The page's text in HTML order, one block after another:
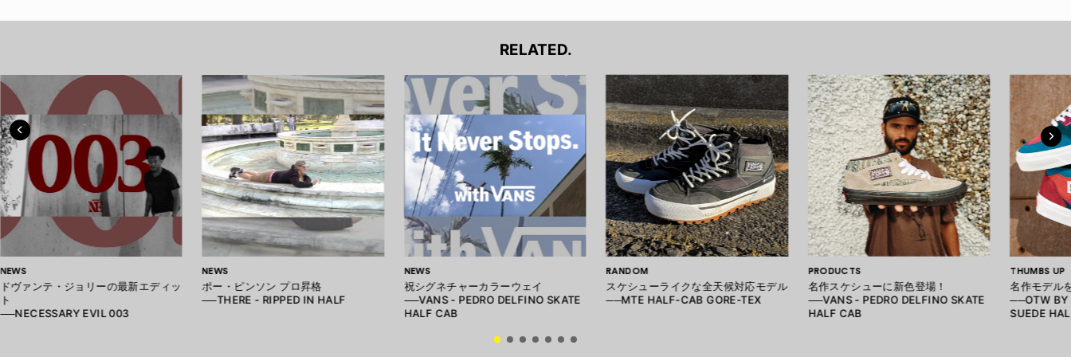
RELATED.
NEWS
ドヴァンテ・ジョリーの最新エディッ
ト
──NECESSARY EVIL 003
NEWS
ポー・ピンソン プロ昇格
──THERE - RIPPED IN HALF
NEWS
祝シグネチャーカラーウェイ
──VANS - PEDRO DELFINO SKATE
HALF CAB
RANDOM
スケシューライクな全天候対応モデル
──MTE HALF-CAB GORE-TEX
PRODUCTS
名作スケシューに新色登場！
──VANS - PEDRO DELFINO SKATE
HALF CAB
THUMBS UP
名作モデル
──OTW BY
SUEDE